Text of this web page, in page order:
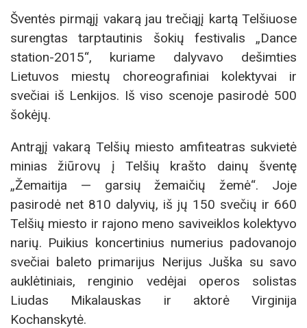
Šventės pirmąjį vakarą jau trečiąjį kartą Telšiuose
surengtas tarptautinis šokių festivalis „Dance
station-2015“, kuriame dalyvavo dešimties
Lietuvos miestų choreografiniai kolektyvai ir
svečiai iš Lenkijos. Iš viso scenoje pasirodė 500
šokėjų.
Antrąjį vakarą Telšių miesto amfiteatras sukvietė
minias žiūrovų į Telšių krašto dainų šventę
„Žemaitija — garsių žemaičių žemė“. Joje
pasirodė net 810 dalyvių, iš jų 150 svečių ir 660
Telšių miesto ir rajono meno saviveiklos kolektyvo
narių. Puikius koncertinius numerius padovanojo
svečiai baleto primarijus Nerijus Juška su savo
auklėtiniais, renginio vedėjai operos solistas
Liudas Mikalauskas ir aktorė Virginija
Kochanskytė.